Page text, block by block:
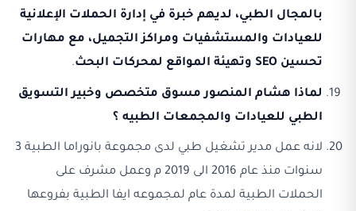
بالمجال الطبي، لديهم خبرة في إدارة الحملات الإعلانية
للعيادات والمستشفيات ومراكز التجميل، مع مهارات
تحسين SEO وتهيئة المواقع لمحركات البحث
.
لماذا هشام المنصور مسوق متخصص وخبير التسويق
الطبي للعيادات والمجمعات الطبيه ؟
لانه عمل مدير تشغيل طبي لدى مجموعة بانوراما الطبية 3
سنوات منذ عام 2016 الى 2019 م وعمل مشرف على
الحملات الطبية لمدة عام لمجموعه ايفا الطبية بفروعها